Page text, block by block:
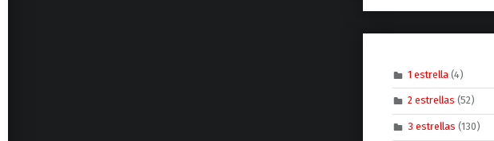
1 estrella(4)
2 estrellas (52)
3 estrellas (130)